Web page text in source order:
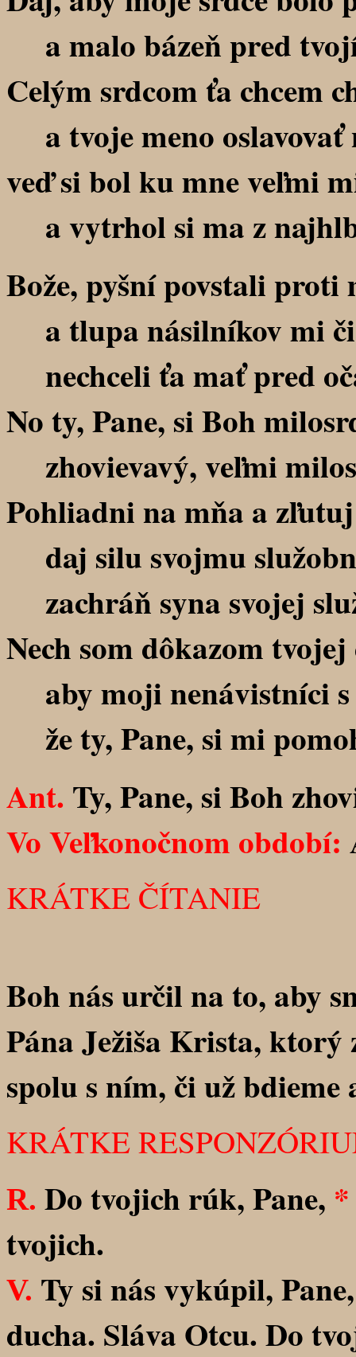
a malo bázeň pred
Celým srdcom ťa chcem
a tvoje meno oslavovať
veď si bol ku mne veľmi
a vytrhol si ma z
Bože, pyšní povstali proti
a tlupa násilníkov mi
nechceli ťa mať pred
No ty, Pane, si Boh
zhovievavý, veľmi
Pohliadni na mňa a
daj silu svojmu
zachráň syna svojej
Nech som dôkazom
aby moji nenávistníci
že ty, Pane, si mi
Ant. Ty, Pane, si Boh
Vo Veľkonočnom období:
KRÁTKE ČÍTANIE
Boh nás určil na to, aby
Pána Ježiša Krista, ktorý
spolu s ním, či už bdieme
KRÁTKE
R. Do tvojich rúk, Pane, *
tvojich.
V. Ty si nás vykúpil,
ducha. Sláva Otcu. Do